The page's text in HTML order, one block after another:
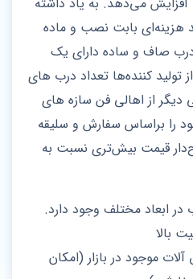
هزینه‌ای بابت نصب و ماده
درب صاف و ساده دارای یک
کننده‌ها تعداد درب های
دیگر از اهالی فن سازه های
را براساس سفارش و سلیقه
قیمت بیش‌تری نسبت به
ابعاد مختلف وجود دارد.
بالا
آلات موجود در بازار (امکان